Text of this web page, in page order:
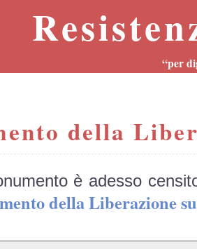
“per
della
è adesso
della Liberazione